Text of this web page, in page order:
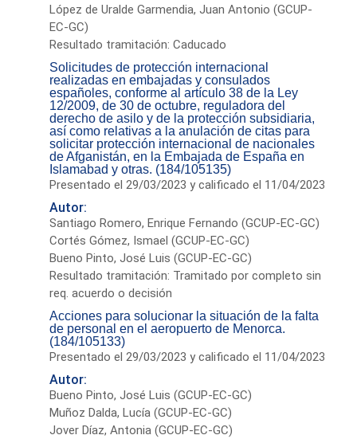
López de Uralde Garmendia, Juan Antonio (GCUP-
EC-GC)
Resultado tramitación: Caducado
Solicitudes de protección internacional
realizadas en embajadas y consulados
españoles, conforme al artículo 38 de la Ley
12/2009, de 30 de octubre, reguladora del
derecho de asilo y de la protección subsidiaria,
así como relativas a la anulación de citas para
solicitar protección internacional de nacionales
de Afganistán, en la Embajada de España en
Islamabad y otras. (184/105135)
Presentado el 29/03/2023 y calificado el 11/04/2023
Autor:
Santiago Romero, Enrique Fernando (GCUP-EC-GC)
Cortés Gómez, Ismael (GCUP-EC-GC)
Bueno Pinto, José Luis (GCUP-EC-GC)
Resultado tramitación: Tramitado por completo sin
req. acuerdo o decisión
Acciones para solucionar la situación de la falta
de personal en el aeropuerto de Menorca.
(184/105133)
Presentado el 29/03/2023 y calificado el 11/04/2023
Autor:
Bueno Pinto, José Luis (GCUP-EC-GC)
Muñoz Dalda, Lucía (GCUP-EC-GC)
Jover Díaz, Antonia (GCUP-EC-GC)